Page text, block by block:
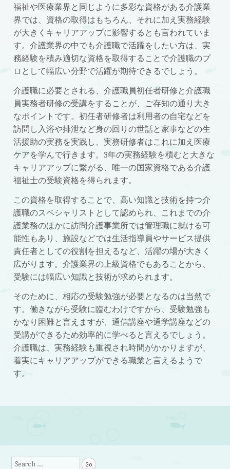
福祉や医療業界と同じように多彩な資格がある介護業
界では、資格の取得はもちろん、それに加え実務経験
が大きくキャリアアップに影響するとも言われていま
す。介護業界の中でも介護職で活躍をしたい方は、実
務経験を積み適切な資格を取得することで介護職のプ
ロとして幅広い分野で活躍が期待できるでしょう。
介護職に必要とされる、介護職員初任者研修と介護職
員実務者研修の受講をすることが、ご存知の通り大き
なポイントです。初任者研修者は利用者の自宅などを
訪問し入浴や排泄など身の回りの世話と家事などの生
活援助の実務を実践し、実務研修者はこれに加え医療
ケアを学んで行きます。3年の実務経験を積むと大きな
キャリアアップに繋がる、唯一の国家資格である介護
福祉士の受験資格を得られます。
この資格を取得することで、高い知識と技術を持つ介
護職のスペシャリストとして認められ、これまでの介
護業務のほかに訪問介護事業所では管理職に就ける可
能性もあり、施設などでは生活指導員やサービス提供
責任者としての役割を担えるなど、活躍の場が大きく
広がります。介護業界の上級資格でもあることから、
受験には幅広い知識と技術が求められます。
そのために、相応の受験勉強が必要となるのは当然で
す。働きながら受験に臨むわけですから、受験勉強も
かなり困難と言えますが、通信講座や通学講座などの
受講ができるため効率的に学べると言えるでしょう。
介護職は、実務経験も重視され時間がかかりますが、
着実にキャリアアップができる職業と言えるようで
す。
Post navigation
Search